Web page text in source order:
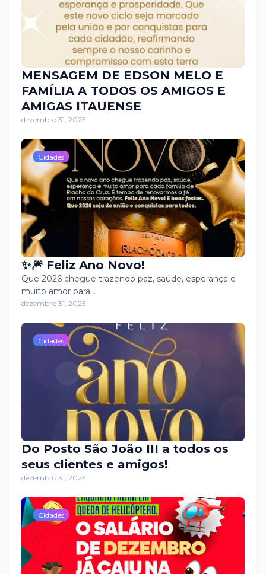
MENSAGEM DE EDSON MELO E
FAMÍLIA A TODOS OS AMIGOS E
AMIGAS ITAUENSE
dezembro 31, 2025
Cidades
✨🎆 Feliz Ano Novo!
Que 2026 chegue trazendo paz, saúde, esperança e
muito amor para…
dezembro 31, 2025
Cidades
Do Posto São João III a todos os
seus clientes e amigos!
dezembro 31, 2025
Cidades